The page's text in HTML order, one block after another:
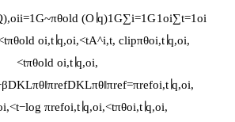
),oii=1G~πθold (O∣ q)1G∑i=1G1oi∑t=1oi
tπθold oi,t∣ q,oi,<tA^i,t, clipπθoi,t∣ q,oi,
<tπθoldoi,t ∣q,oi,
βDKLπθ‖πrefDKLπθ‖πref=πrefoi,t ∣q,oi,
i,<t−log πrefoi,t ∣q,oi,<tπθoi,t ∣q,oi,